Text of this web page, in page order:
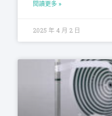
閱讀更多 »
2025 年 4 月 2 日